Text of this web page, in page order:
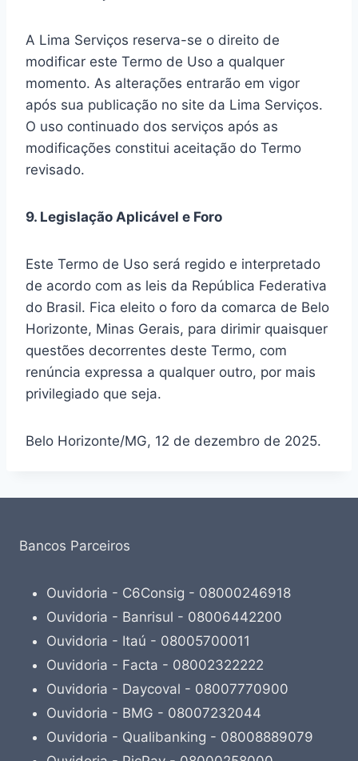
A Lima Serviços reserva-se o direito de
modificar este Termo de Uso a qualquer
momento. As alterações entrarão em vigor
após sua publicação no site da Lima Serviços.
O uso continuado dos serviços após as
modificações constitui aceitação do Termo
revisado.
9. Legislação Aplicável e Foro
Este Termo de Uso será regido e interpretado
de acordo com as leis da República Federativa
do Brasil. Fica eleito o foro da comarca de Belo
Horizonte, Minas Gerais, para dirimir quaisquer
questões decorrentes deste Termo, com
renúncia expressa a qualquer outro, por mais
privilegiado que seja.
Belo Horizonte/MG, 12 de dezembro de 2025.
Bancos Parceiros
Ouvidoria - C6Consig - 08000246918
Ouvidoria - Banrisul - 08006442200
Ouvidoria - Itaú - 08005700011
Ouvidoria - Facta - 08002322222
Ouvidoria - Daycoval - 08007770900
Ouvidoria - BMG - 08007232044
Ouvidoria - Qualibanking - 08008889079